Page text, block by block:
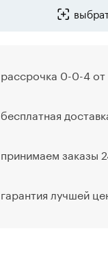
рассрочка 0-0-4 от
бесплатная
принимаем заказы
гарантия лучшей